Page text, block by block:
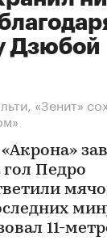
Дзюбой
«Зенит»
гол Педро
11-